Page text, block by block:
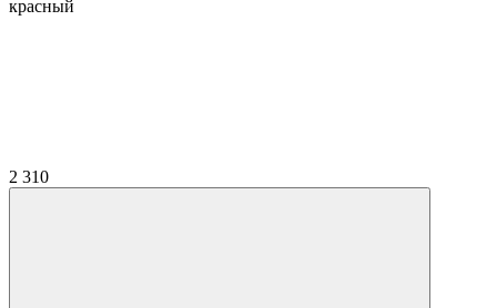
красный
2 310